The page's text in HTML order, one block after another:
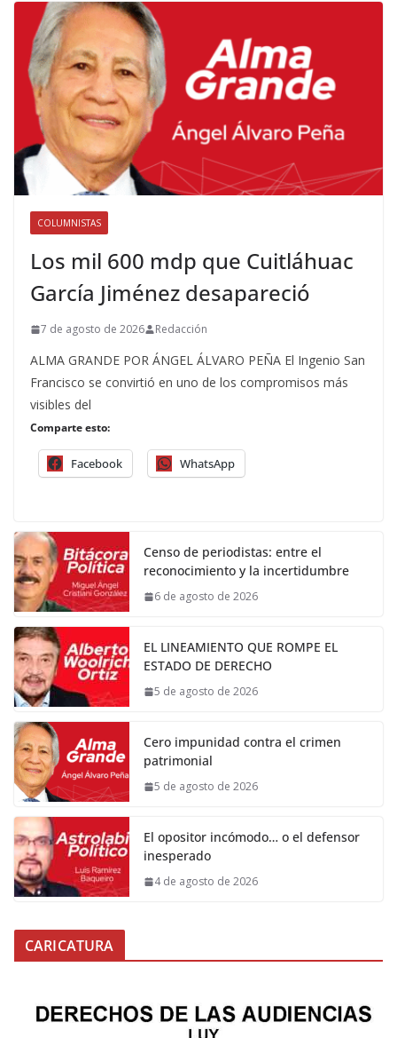
COLUMNISTAS
Los mil 600 mdp que Cuitláhuac
García Jiménez desapareció
7 de agosto de 2026 Redacción
ALMA GRANDE POR ÁNGEL ÁLVARO PEÑA El Ingenio San
Francisco se convirtió en uno de los compromisos más
visibles del
Comparte esto:
Facebook WhatsApp
Censo de periodistas: entre el
reconocimiento y la incertidumbre
6 de agosto de 2026
EL LINEAMIENTO QUE ROMPE EL
ESTADO DE DERECHO
5 de agosto de 2026
Cero impunidad contra el crimen
patrimonial
5 de agosto de 2026
El opositor incómodo… o el defensor
inesperado
4 de agosto de 2026
CARICATURA